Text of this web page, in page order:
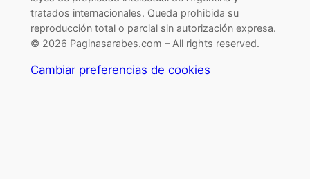
tratados internacionales. Queda prohibida su
reproducción total o parcial sin autorización expresa.
© 2026 Paginasarabes.com – All rights reserved.
Cambiar preferencias de cookies